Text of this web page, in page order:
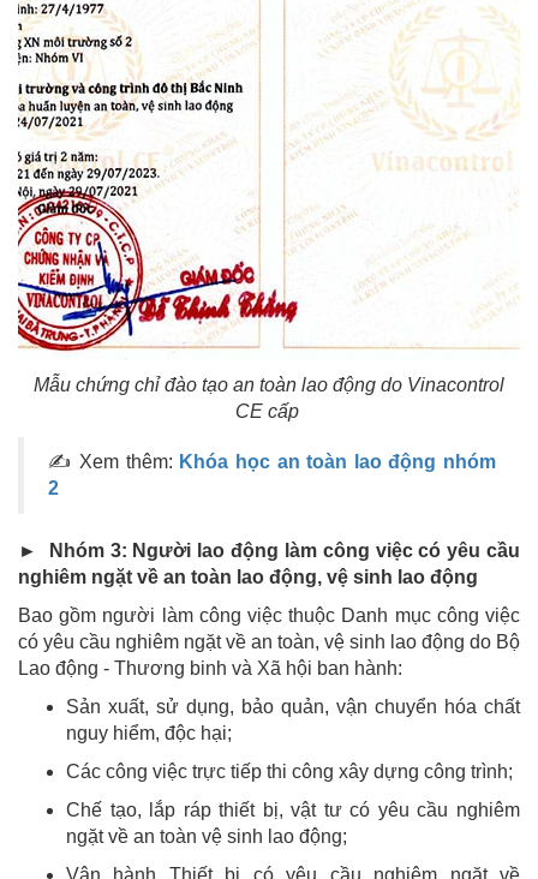
Mẫu chứng chỉ đào tạo an toàn lao động do Vinacontrol
CE cấp
✍ Xem thêm: Khóa học an toàn lao động nhóm
2
► Nhóm 3: Người lao động làm công việc có yêu cầu
nghiêm ngặt về an toàn lao động, vệ sinh lao động
Bao gồm người làm công việc thuộc Danh mục công việc
có yêu cầu nghiêm ngặt về an toàn, vệ sinh lao động do Bộ
Lao động - Thương binh và Xã hội ban hành:
Sản xuất, sử dụng, bảo quản, vận chuyển hóa chất
nguy hiểm, độc hại;
Các công việc trực tiếp thi công xây dựng công trình;
Chế tạo, lắp ráp thiết bị, vật tư có yêu cầu nghiêm
ngặt về an toàn vệ sinh lao động;
Vận hành Thiết bị có yêu cầu nghiêm ngặt về